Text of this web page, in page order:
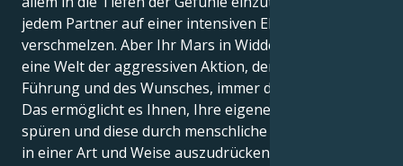
jedem Partner auf einer intensiven Ebene zu
verschmelzen. Aber Ihr Mars in Widder zieht Sie in
eine Welt der aggressiven Aktion, der persönlichen
Führung und des Wunsches, immer der Held zu sein.
Das ermöglicht es Ihnen, Ihre eigenen Tiefen zu
spüren und diese durch menschliche Verbundenheit
in einer Art und Weise auszudrücken, die so kühn,